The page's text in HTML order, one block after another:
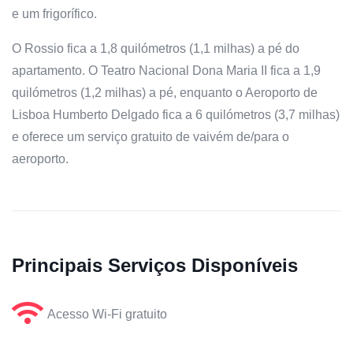
e um frigorífico.
O Rossio fica a 1,8 quilómetros (1,1 milhas) a pé do
apartamento. O Teatro Nacional Dona Maria II fica a 1,9
quilómetros (1,2 milhas) a pé, enquanto o Aeroporto de
Lisboa Humberto Delgado fica a 6 quilómetros (3,7 milhas)
e oferece um serviço gratuito de vaivém de/para o
aeroporto.
Principais Serviços Disponíveis
Acesso Wi-Fi gratuito